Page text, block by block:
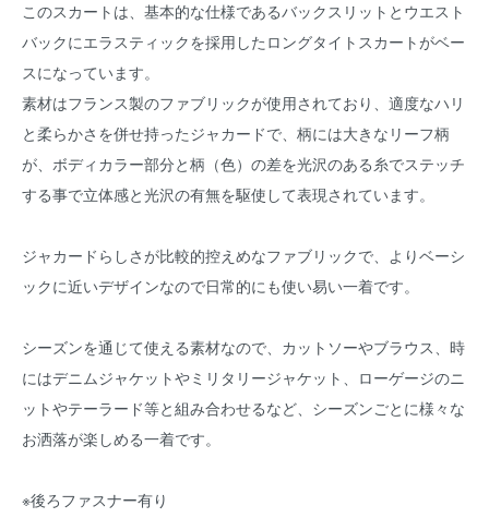
このスカートは、基本的な仕様であるバックスリットとウエスト
バックにエラスティックを採用したロングタイトスカートがベー
スになっています。
素材はフランス製のファブリックが使用されており、適度なハリ
と柔らかさを併せ持ったジャカードで、柄には大きなリーフ柄
が、ボディカラー部分と柄（色）の差を光沢のある糸でステッチ
する事で立体感と光沢の有無を駆使して表現されています。
ジャカードらしさが比較的控えめなファブリックで、よりベーシ
ックに近いデザインなので日常的にも使い易い一着です。
シーズンを通じて使える素材なので、カットソーやブラウス、時
にはデニムジャケットやミリタリージャケット、ローゲージのニ
ットやテーラード等と組み合わせるなど、シーズンごとに様々な
お洒落が楽しめる一着です。
※後ろファスナー有り